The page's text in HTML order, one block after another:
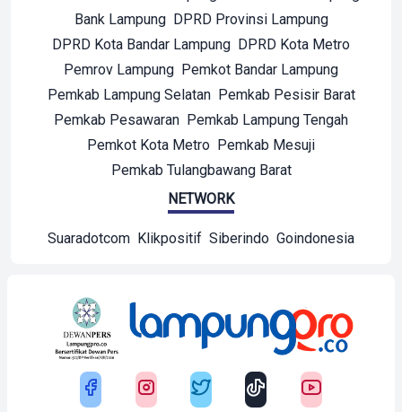
Bank Lampung DPRD Provinsi Lampung
DPRD Kota Bandar Lampung DPRD Kota Metro
Pemrov Lampung Pemkot Bandar Lampung
Pemkab Lampung Selatan Pemkab Pesisir Barat
Pemkab Pesawaran Pemkab Lampung Tengah
Pemkot Kota Metro Pemkab Mesuji
Pemkab Tulangbawang Barat
NETWORK
Suaradotcom Klikpositif Siberindo Goindonesia